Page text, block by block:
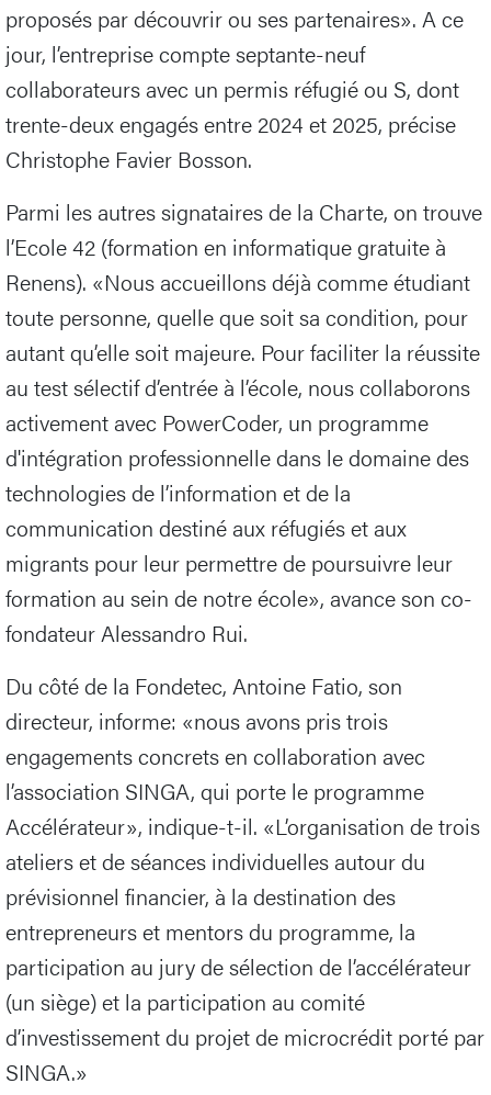
proposés par découvrir ou ses partenaires». A ce
jour, l’entreprise compte septante-neuf
collaborateurs avec un permis réfugié ou S, dont
trente-deux engagés entre 2024 et 2025, précise
Christophe Favier Bosson.
Parmi les autres signataires de la Charte, on trouve
l’Ecole 42 (formation en informatique gratuite à
Renens). «Nous accueillons déjà comme étudiant
toute personne, quelle que soit sa condition, pour
autant qu’elle soit majeure. Pour faciliter la réussite
au test sélectif d’entrée à l’école, nous collaborons
activement avec PowerCoder, un programme
d'intégration professionnelle dans le domaine des
technologies de l’information et de la
communication destiné aux réfugiés et aux
migrants pour leur permettre de poursuivre leur
formation au sein de notre école», avance son co-
fondateur Alessandro Rui.
Du côté de la Fondetec, Antoine Fatio, son
directeur, informe: «nous avons pris trois
engagements concrets en collaboration avec
l’association SINGA, qui porte le programme
Accélérateur», indique-t-il. «L’organisation de trois
ateliers et de séances individuelles autour du
prévisionnel financier, à la destination des
entrepreneurs et mentors du programme, la
participation au jury de sélection de l’accélérateur
(un siège) et la participation au comité
d’investissement du projet de microcrédit porté par
SINGA.»